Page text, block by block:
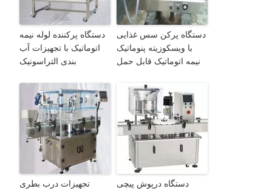
دستگاه پرکن سس غذایی
با ویسکوزیته پنوماتیک
نیمه اتوماتیک قابل حمل
دستگاه پرکننده لوله نیمه
اتوماتیک با تجهیزات آب
بندی التراسونیک
دستگاه درپوش پیچی
تجهیزات درب بطری